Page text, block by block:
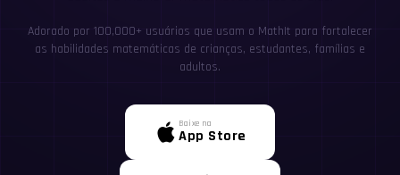
Adorado por 100,000+ usuários que usam o MathIt para fortalecer
as habilidades matemáticas de crianças, estudantes, famílias e
adultos.
Baixe na
App Store